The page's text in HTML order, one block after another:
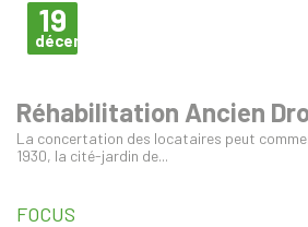
19
décembre
Réhabilitation Ancien
La concertation des locataires peut
1930, la cité-jardin de...
FOCUS